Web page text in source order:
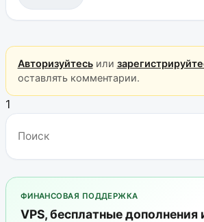
Авторизуйтесьили
оставлять комментарии.
1
ФИНАНСОВАЯ ПОДДЕРЖКА
VPS, бесплатные дополнения